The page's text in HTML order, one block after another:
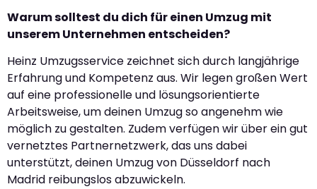
Warum solltest du dich für einen Umzug mit
unserem Unternehmen entscheiden?
Heinz Umzugsservice zeichnet sich durch langjährige
Erfahrung und Kompetenz aus. Wir legen großen Wert
auf eine professionelle und lösungsorientierte
Arbeitsweise, um deinen Umzug so angenehm wie
möglich zu gestalten. Zudem verfügen wir über ein gut
vernetztes Partnernetzwerk, das uns dabei
unterstützt, deinen Umzug von Düsseldorf nach
Madrid reibungslos abzuwickeln.